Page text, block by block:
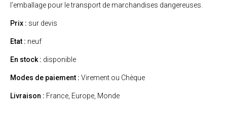
l’emballage pour le transport de marchandises dangereuses.
Prix : sur devis
Etat : neuf
En stock : disponible
Modes de paiement : Virement ou Chèque
Livraison : France, Europe, Monde